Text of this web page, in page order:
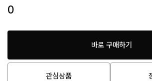
0
바로 구매하기
관심상품